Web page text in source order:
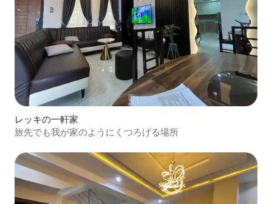
レッキの一軒家
旅先でも我が家のようにくつろげる場所